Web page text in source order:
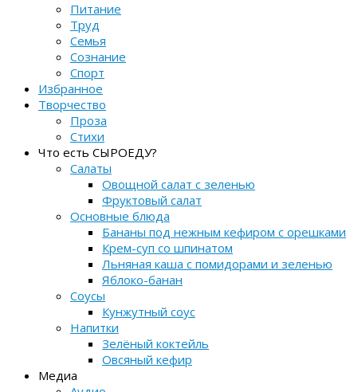
Питание
Труд
Семья
Сознание
Спорт
Избранное
Творчество
Проза
Стихи
Что есть СЫРОЕДУ?
Салаты
Овощной салат с зеленью
Фруктовый салат
Основные блюда
Бананы под нежным кефиром с орешками
Крем-суп со шпинатом
Льняная каша с помидорами и зеленью
Яблоко-банан
Соусы
Кунжутный соус
Напитки
Зелёный коктейль
Овсяный кефир
Медиа